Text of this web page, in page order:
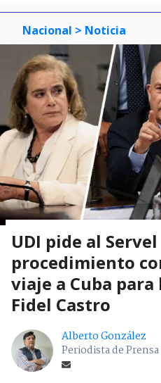
Nacional > Noticia
UDI pide al
procedimiento
viaje a Cuba
Fidel Castro
Alberto González
Periodista de